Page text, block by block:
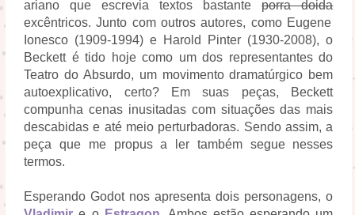
ariano que escrevia textos bastanteporra doida
excêntricos. Junto com outros autores, como Eugene
Ionesco (1909-1994) e Harold Pinter (1930-2008), o
Beckett é tido hoje como um dos representantes do
Teatro do Absurdo, um movimento dramatúrgico bem
autoexplicativo, certo? Em suas peças, Beckett
compunha cenas inusitadas com situações das mais
descabidas e até meio perturbadoras. Sendo assim, a
peça que me propus a ler também segue nesses
termos.
Esperando Godot nos apresenta dois personagens, o